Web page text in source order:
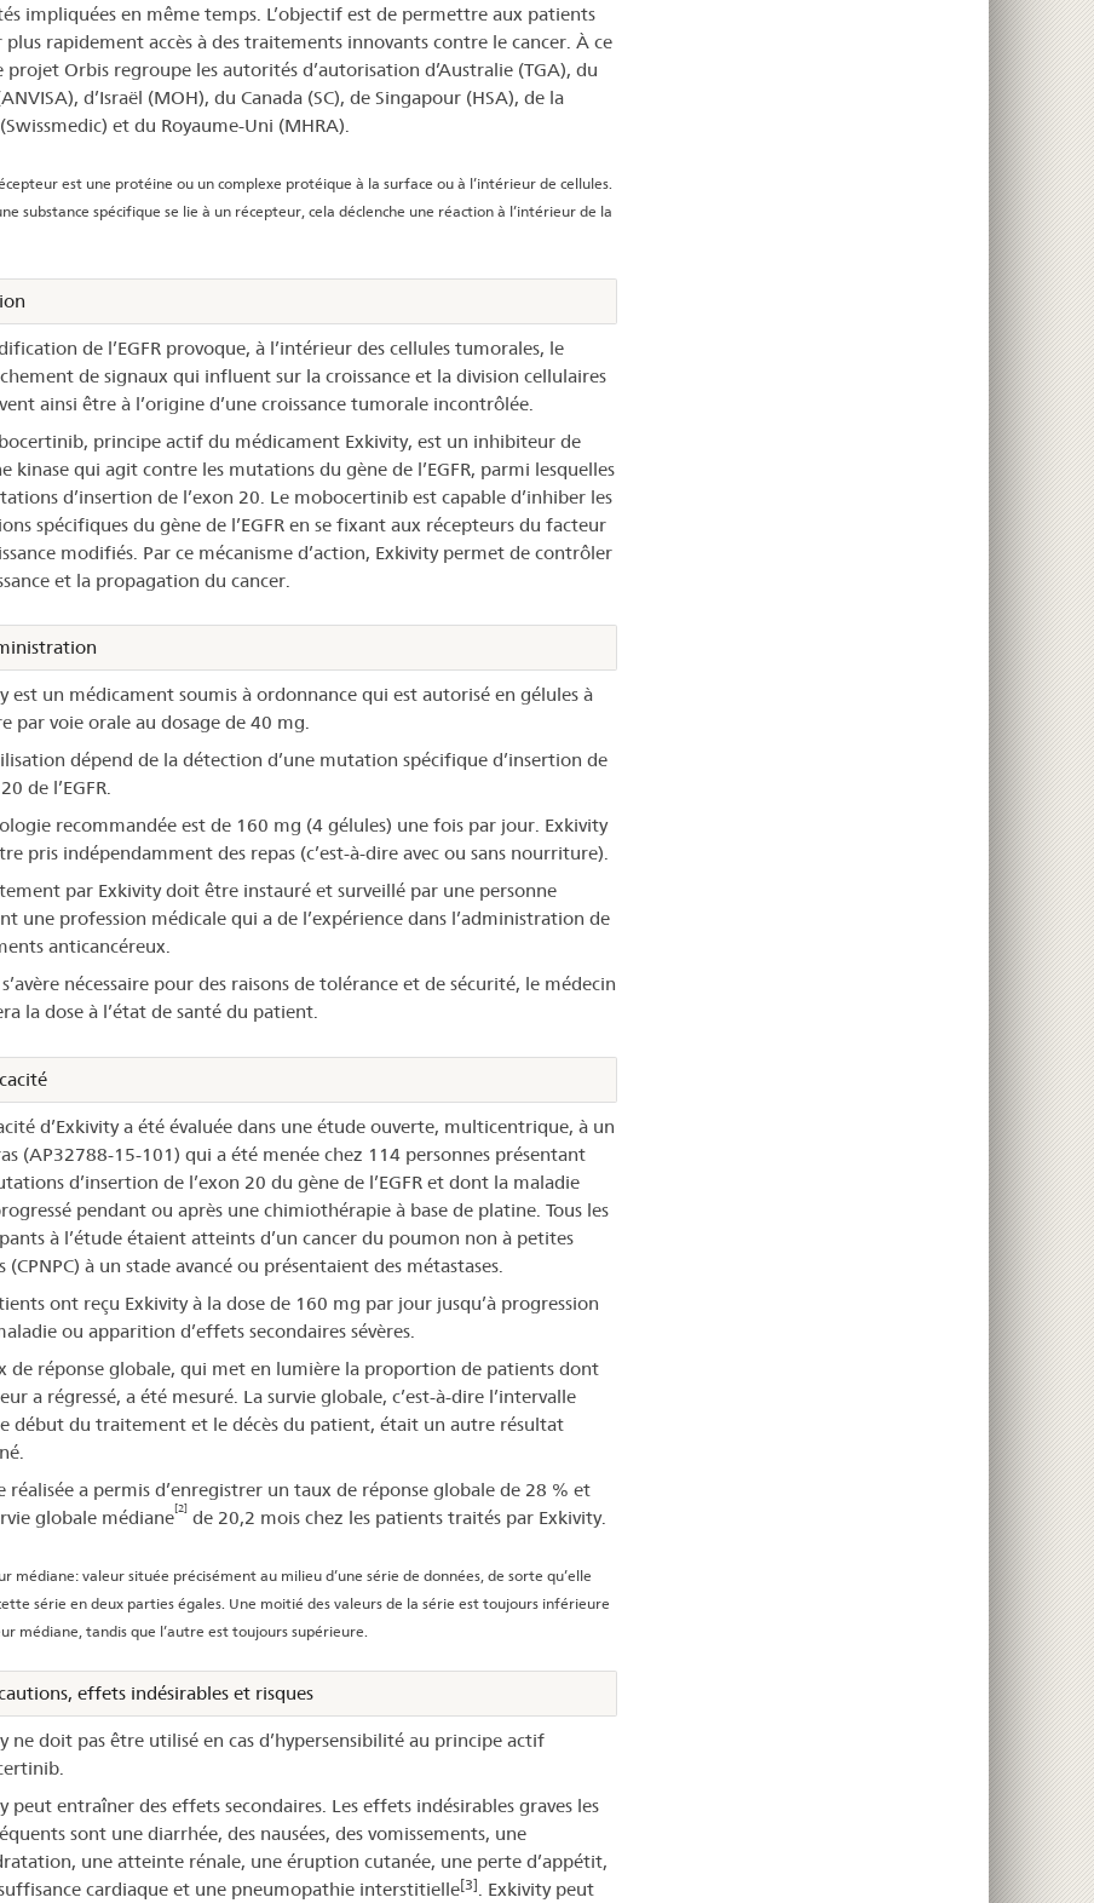
impliquées en même temps. L’objectif est de permettre aux patients
plus rapidement accès à des traitements innovants contre le cancer. À ce
projet Orbis regroupe les autorités d’autorisation d’Australie (TGA), du
d’Israël (MOH), du Canada (SC), de Singapour (HSA), de la
et du Royaume-Uni (MHRA).
est une protéine ou un complexe protéique à la surface ou à l’intérieur de cellules.
substance spécifique se lie à un récepteur, cela déclenche une réaction à l’intérieur de la
de l’EGFR provoque, à l’intérieur des cellules tumorales, le
de signaux qui influent sur la croissance et la division cellulaires
ainsi être à l’origine d’une croissance tumorale incontrôlée.
principe actif du médicament Exkivity, est un inhibiteur de
kinase qui agit contre les mutations du gène de l’EGFR, parmi lesquelles
d’insertion de l’exon 20. Le mobocertinib est capable d’inhiber les
spécifiques du gène de l’EGFR en se fixant aux récepteurs du facteur
modifiés. Par ce mécanisme d’action, Exkivity permet de contrôler
et la propagation du cancer.
est un médicament soumis à ordonnance qui est autorisé en gélules à
par voie orale au dosage de 40 mg.
dépend de la détection d’une mutation spécifique d’insertion de
de l’EGFR.
recommandée est de 160 mg (4 gélules) une fois par jour. Exkivity
pris indépendamment des repas (c’est-à-dire avec ou sans nourriture).
par Exkivity doit être instauré et surveillé par une personne
une profession médicale qui a de l’expérience dans l’administration de
anticancéreux.
nécessaire pour des raisons de tolérance et de sécurité, le médecin
la dose à l’état de santé du patient.
d’Exkivity a été évaluée dans une étude ouverte, multicentrique, à un
(AP32788-15-101) qui a été menée chez 114 personnes présentant
d’insertion de l’exon 20 du gène de l’EGFR et dont la maladie
pendant ou après une chimiothérapie à base de platine. Tous les
à l’étude étaient atteints d’un cancer du poumon non à petites
(CPNPC) à un stade avancé ou présentaient des métastases.
ont reçu Exkivity à la dose de 160 mg par jour jusqu’à progression
ou apparition d’effets secondaires sévères.
de réponse globale, qui met en lumière la proportion de patients dont
a régressé, a été mesuré. La survie globale, c’est-à-dire l’intervalle
début du traitement et le décès du patient, était un autre résultat
réalisée a permis d’enregistrer un taux de réponse globale de 28 % et
globale médiane[2]de 20,2 mois chez les patients traités par Exkivity.
médiane: valeur située précisément au milieu d’une série de données, de sorte qu’elle
série en deux parties égales. Une moitié des valeurs de la série est toujours inférieure
médiane, tandis que l’autre est toujours supérieure.
effets indésirables et risques
ne doit pas être utilisé en cas d’hypersensibilité au principe actif
peut entraîner des effets secondaires. Les effets indésirables graves les
sont une diarrhée, des nausées, des vomissements, une
une atteinte rénale, une éruption cutanée, une perte d’appétit,
cardiaque et une pneumopathie interstitielle[3]. Exkivity peut